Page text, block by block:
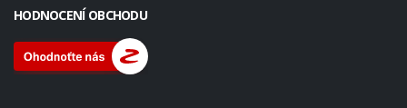
HODNOCENÍ OBCHODU